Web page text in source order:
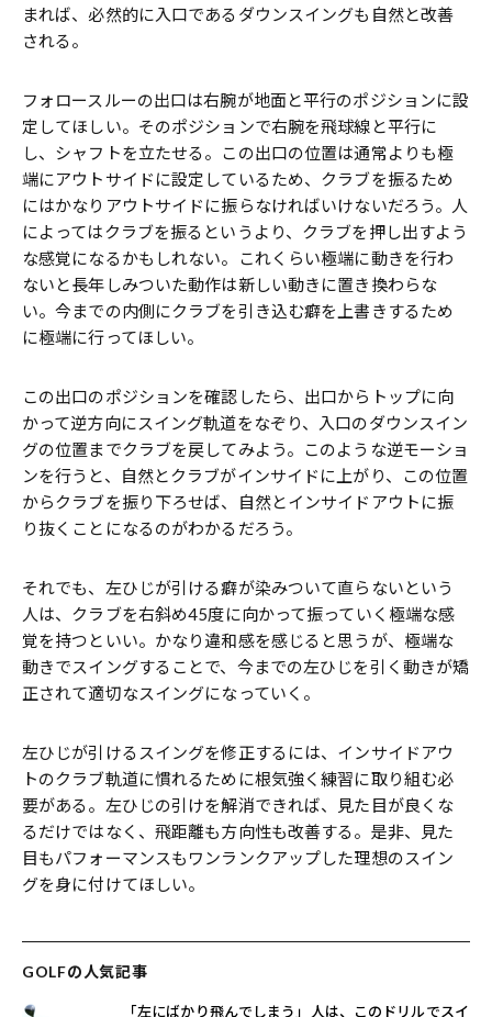
まれば、必然的に入口であるダウンスイングも自然と改善
される。
フォロースルーの出口は右腕が地面と平行のポジションに設
定してほしい。そのポジションで右腕を飛球線と平行に
し、シャフトを立たせる。この出口の位置は通常よりも極
端にアウトサイドに設定しているため、クラブを振るため
にはかなりアウトサイドに振らなければいけないだろう。人
によってはクラブを振るというより、クラブを押し出すよう
な感覚になるかもしれない。これくらい極端に動きを行わ
ないと長年しみついた動作は新しい動きに置き換わらな
い。今までの内側にクラブを引き込む癖を上書きするため
に極端に行ってほしい。
この出口のポジションを確認したら、出口からトップに向
かって逆方向にスイング軌道をなぞり、入口のダウンスイン
グの位置までクラブを戻してみよう。このような逆モーショ
ンを行うと、自然とクラブがインサイドに上がり、この位置
からクラブを振り下ろせば、自然とインサイドアウトに振
り抜くことになるのがわかるだろう。
それでも、左ひじが引ける癖が染みついて直らないという
人は、クラブを右斜め45度に向かって振っていく極端な感
覚を持つといい。かなり違和感を感じると思うが、極端な
動きでスイングすることで、今までの左ひじを引く動きが矯
正されて適切なスイングになっていく。
左ひじが引けるスイングを修正するには、インサイドアウ
トのクラブ軌道に慣れるために根気強く練習に取り組む必
要がある。左ひじの引けを解消できれば、見た目が良くな
るだけではなく、飛距離も方向性も改善する。是非、見た
目もパフォーマンスもワンランクアップした理想のスイン
グを身に付けてほしい。
GOLFの人気記事
「左にばかり飛んでしまう」人は、このドリルでスイ